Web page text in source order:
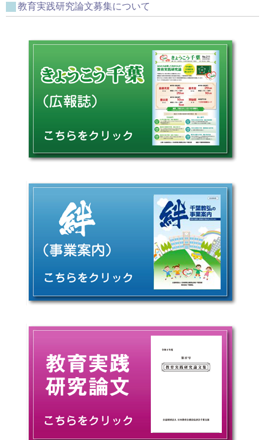
教育実践研究論文募集について